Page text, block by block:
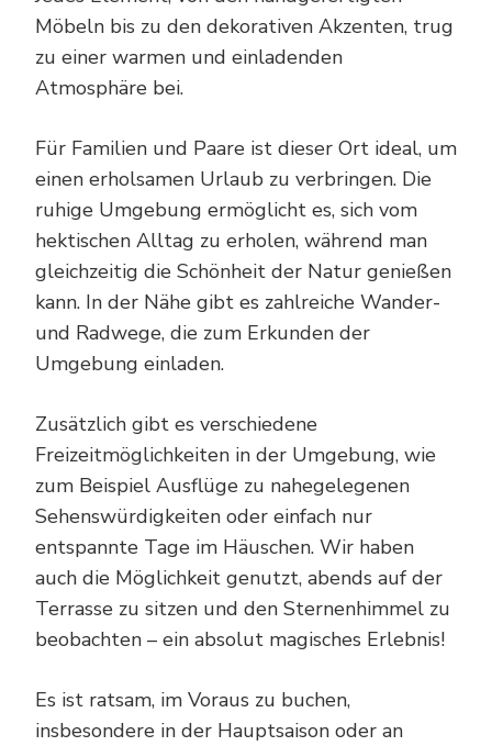
Möbeln bis zu den dekorativen Akzenten, trug
zu einer warmen und einladenden
Atmosphäre bei.
Für Familien und Paare ist dieser Ort ideal, um
einen erholsamen Urlaub zu verbringen. Die
ruhige Umgebung ermöglicht es, sich vom
hektischen Alltag zu erholen, während man
gleichzeitig die Schönheit der Natur genießen
kann. In der Nähe gibt es zahlreiche Wander-
und Radwege, die zum Erkunden der
Umgebung einladen.
Zusätzlich gibt es verschiedene
Freizeitmöglichkeiten in der Umgebung, wie
zum Beispiel Ausflüge zu nahegelegenen
Sehenswürdigkeiten oder einfach nur
entspannte Tage im Häuschen. Wir haben
auch die Möglichkeit genutzt, abends auf der
Terrasse zu sitzen und den Sternenhimmel zu
beobachten – ein absolut magisches Erlebnis!
Es ist ratsam, im Voraus zu buchen,
insbesondere in der Hauptsaison oder an